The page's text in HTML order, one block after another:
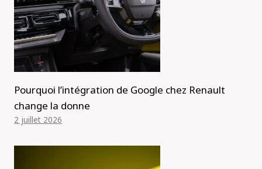
Pourquoi l’intégration de Google chez Renault
change la donne
2 juillet 2026